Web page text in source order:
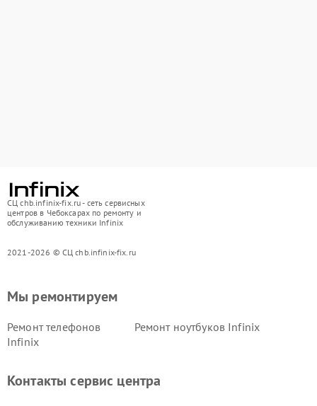
СЦ chb.infinix-fix.ru - сеть сервисных
центров в Чебоксарах по ремонту и
обслуживанию техники Infinix
2021-2026 © СЦ chb.infinix-fix.ru
Мы ремонтируем
Ремонт телефонов
Infinix
Ремонт ноутбуков Infinix
Контакты сервис центра